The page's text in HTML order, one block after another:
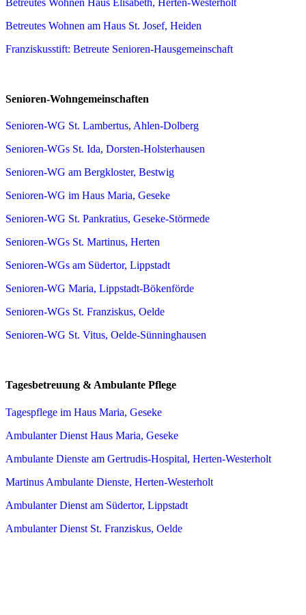
Betreutes Wohnen am Haus St. Josef, Heiden
Franziskusstift: Betreute Senioren-Hausgemeinschaft
Senioren-Wohngemeinschaften
Senioren-WG St. Lambertus, Ahlen-Dolberg
Senioren-WGs St. Ida, Dorsten-Holsterhausen
Senioren-WG am Bergkloster, Bestwig
Senioren-WG im Haus Maria, Geseke
Senioren-WG St. Pankratius, Geseke-Störmede
Senioren-WGs St. Martinus, Herten
Senioren-WGs am Südertor, Lippstadt
Senioren-WG Maria, Lippstadt-Bökenförde
Senioren-WGs St. Franziskus, Oelde
Senioren-WG St. Vitus, Oelde-Sünninghausen
Tagesbetreuung & Ambulante Pflege
Tagespflege im Haus Maria, Geseke
Ambulanter Dienst Haus Maria, Geseke
Ambulante Dienste am Gertrudis-Hospital, Herten-Westerholt
Martinus Ambulante Dienste, Herten-Westerholt
Ambulanter Dienst am Südertor, Lippstadt
Ambulanter Dienst St. Franziskus, Oelde